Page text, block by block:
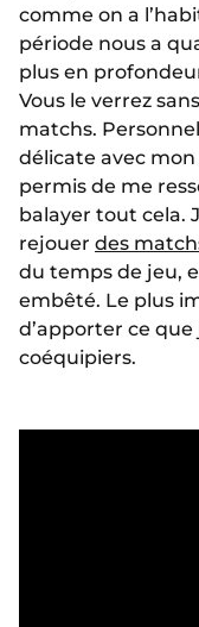
comme on a
période nous a
plus en
Vous le verrez
matchs.
délicate avec mon
permis de me
balayer tout cela.
rejouer des
du temps de jeu,
embêté. Le plus
d’apporter ce
coéquipiers.